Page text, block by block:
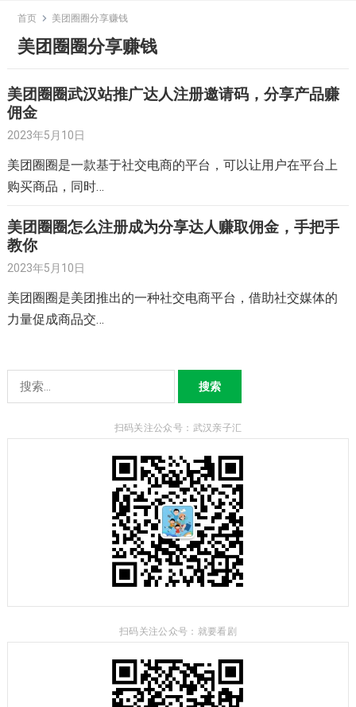
content
首页 美团圈圈分享赚钱
美团圈圈分享赚钱
美团圈圈武汉站推广达人注册邀请码，分享产品赚
佣金
2023年5月10日
美团圈圈是一款基于社交电商的平台，可以让用户在平台上
购买商品，同时…
美团圈圈怎么注册成为分享达人赚取佣金，手把手
教你
2023年5月10日
美团圈圈是美团推出的一种社交电商平台，借助社交媒体的
力量促成商品交…
索：
扫码关注公众号：武汉亲子汇
扫码关注公众号：就要看剧